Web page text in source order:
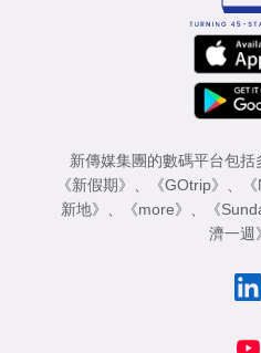
新傳媒集團的數碼平台包
《新假期》 、 《GOtrip》 、
新地》 、 《more》 、 《
濟一週》